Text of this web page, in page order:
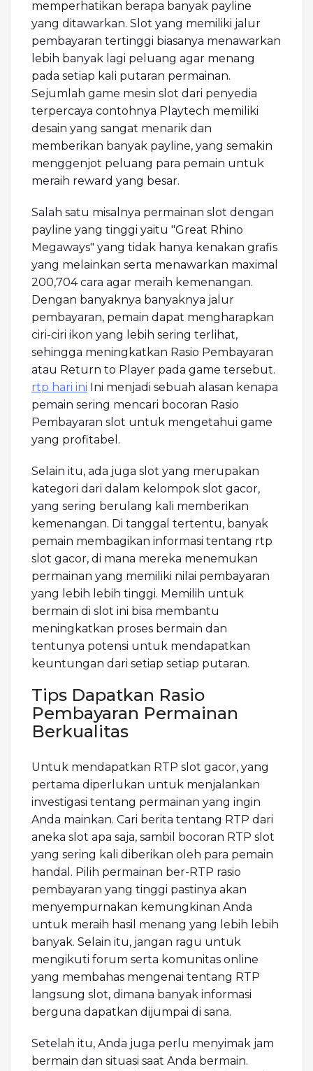
memperhatikan berapa banyak payline
yang ditawarkan. Slot yang memiliki jalur
pembayaran tertinggi biasanya menawarkan
lebih banyak lagi peluang agar menang
pada setiap kali putaran permainan.
Sejumlah game mesin slot dari penyedia
terpercaya contohnya Playtech memiliki
desain yang sangat menarik dan
memberikan banyak payline, yang semakin
menggenjot peluang para pemain untuk
meraih reward yang besar.
Salah satu misalnya permainan slot dengan
payline yang tinggi yaitu "Great Rhino
Megaways" yang tidak hanya kenakan grafis
yang melainkan serta menawarkan maximal
200,704 cara agar meraih kemenangan.
Dengan banyaknya banyaknya jalur
pembayaran, pemain dapat mengharapkan
ciri-ciri ikon yang lebih sering terlihat,
sehingga meningkatkan Rasio Pembayaran
atau Return to Player pada game tersebut.
rtp hari ini Ini menjadi sebuah alasan kenapa
pemain sering mencari bocoran Rasio
Pembayaran slot untuk mengetahui game
yang profitabel.
Selain itu, ada juga slot yang merupakan
kategori dari dalam kelompok slot gacor,
yang sering berulang kali memberikan
kemenangan. Di tanggal tertentu, banyak
pemain membagikan informasi tentang rtp
slot gacor, di mana mereka menemukan
permainan yang memiliki nilai pembayaran
yang lebih lebih tinggi. Memilih untuk
bermain di slot ini bisa membantu
meningkatkan proses bermain dan
tentunya potensi untuk mendapatkan
keuntungan dari setiap setiap putaran.
Tips Dapatkan Rasio
Pembayaran Permainan
Berkualitas
Untuk mendapatkan RTP slot gacor, yang
pertama diperlukan untuk menjalankan
investigasi tentang permainan yang ingin
Anda mainkan. Cari berita tentang RTP dari
aneka slot apa saja, sambil bocoran RTP slot
yang sering kali diberikan oleh para pemain
handal. Pilih permainan ber-RTP rasio
pembayaran yang tinggi pastinya akan
menyempurnakan kemungkinan Anda
untuk meraih hasil menang yang lebih lebih
banyak. Selain itu, jangan ragu untuk
mengikuti forum serta komunitas online
yang membahas mengenai tentang RTP
langsung slot, dimana banyak informasi
berguna dapatkan dijumpai di sana.
Setelah itu, Anda juga perlu menyimak jam
bermain dan situasi saat Anda bermain.